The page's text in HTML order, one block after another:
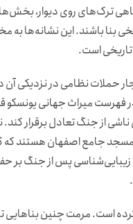
ترک‌های روی دیوار،
بنا باشند. این نشانه‌ها به
تاریخی است.
حملات نظامی در نزدیکی
میراث جهانی یونسکو
از جنگ تعادل برقرار کند.
جامع اصفهان هستند که
پس از جنگ بر
است. مرمت چنین بناهایی